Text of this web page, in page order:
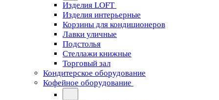
Изделия LOFT
Изделия интерьерные
Корзины для кондиционеров
Лавки уличные
Подстолья
Стеллажи книжные
Торговый зал
Кондитерское оборудование
Кофейное оборудование